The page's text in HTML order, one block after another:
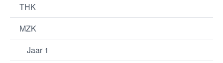
THK
MZK
Jaar 1